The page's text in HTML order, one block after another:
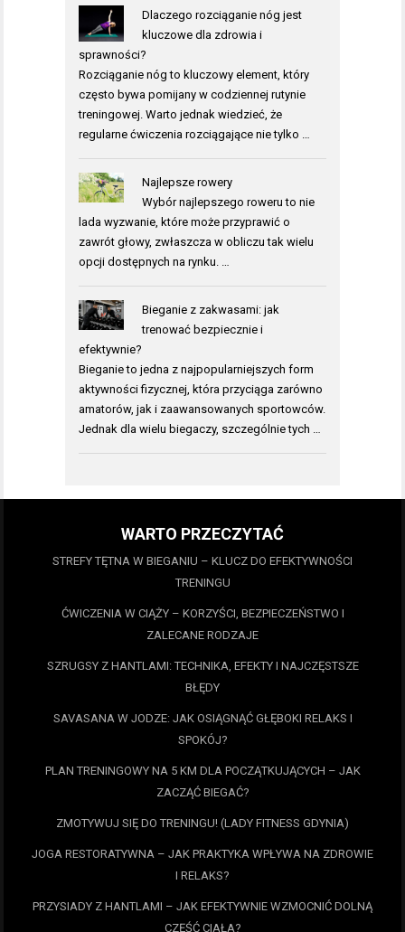
Dlaczego rozciąganie nóg jest
kluczowe dla zdrowia i
sprawności?
Rozciąganie nóg to kluczowy element, który
często bywa pomijany w codziennej rutynie
treningowej. Warto jednak wiedzieć, że
regularne ćwiczenia rozciągające nie tylko …
Najlepsze rowery
Wybór najlepszego roweru to nie
lada wyzwanie, które może przyprawić o
zawrót głowy, zwłaszcza w obliczu tak wielu
opcji dostępnych na rynku. …
Bieganie z zakwasami: jak
trenować bezpiecznie i
efektywnie?
Bieganie to jedna z najpopularniejszych form
aktywności fizycznej, która przyciąga zarówno
amatorów, jak i zaawansowanych sportowców.
Jednak dla wielu biegaczy, szczególnie tych …
WARTO PRZECZYTAĆ
STREFY TĘTNA W BIEGANIU – KLUCZ DO EFEKTYWNOŚCI
TRENINGU
ĆWICZENIA W CIĄŻY – KORZYŚCI, BEZPIECZEŃSTWO I
ZALECANE RODZAJE
SZRUGSY Z HANTLAMI: TECHNIKA, EFEKTY I NAJCZĘSTSZE
BŁĘDY
SAVASANA W JODZE: JAK OSIĄGNĄĆ GŁĘBOKI RELAKS I
SPOKÓJ?
PLAN TRENINGOWY NA 5 KM DLA POCZĄTKUJĄCYCH – JAK
ZACZĄĆ BIEGAĆ?
ZMOTYWUJ SIĘ DO TRENINGU! (LADY FITNESS GDYNIA)
JOGA RESTORATYWNA – JAK PRAKTYKA WPŁYWA NA ZDROWIE
I RELAKS?
PRZYSIADY Z HANTLAMI – JAK EFEKTYWNIE WZMOCNIĆ DOLNĄ
CZĘŚĆ CIAŁA?